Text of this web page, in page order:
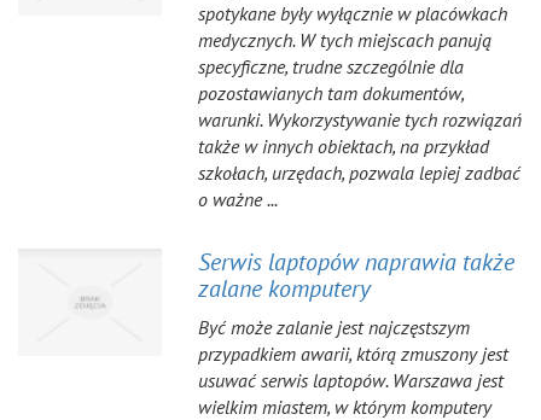
spotykane były wyłącznie w placówkach
medycznych. W tych miejscach panują
specyficzne, trudne szczególnie dla
pozostawianych tam dokumentów,
warunki. Wykorzystywanie tych rozwiązań
także w innych obiektach, na przykład
szkołach, urzędach, pozwala lepiej zadbać
o ważne ...
Serwis laptopów naprawia także
zalane komputery
Być może zalanie jest najczęstszym
przypadkiem awarii, którą zmuszony jest
usuwać serwis laptopów. Warszawa jest
wielkim miastem, w którym komputery